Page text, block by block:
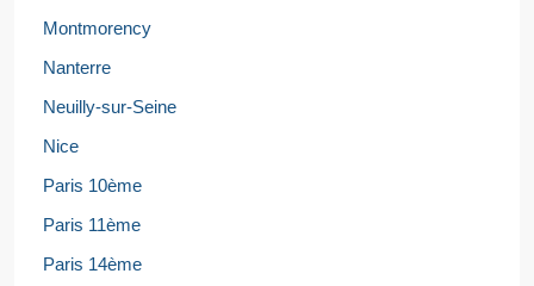
Montmorency
Nanterre
Neuilly-sur-Seine
Nice
Paris 10ème
Paris 11ème
Paris 14ème